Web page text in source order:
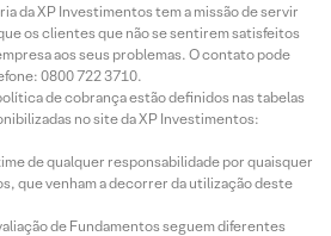
da XP Investimentos tem a missão de servir
os clientes que não se sentirem satisfeitos
aos seus problemas. O contato pode
0800 722 3710.
de cobrança estão definidos nas tabelas
no site da XP Investimentos:
de qualquer responsabilidade por quaisquer
que venham a decorrer da utilização deste
de Fundamentos seguem diferentes